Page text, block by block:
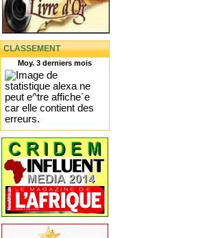
CLASSEMENT
Moy. 3 derniers mois